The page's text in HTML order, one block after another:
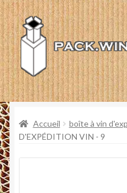
Sauter
à
la
navigation
Skip
to
content
ACCUEIL
PRODUITS
CERTIFICATION
Accueil boîte à vin
D'EXPÉDITION VIN - 9